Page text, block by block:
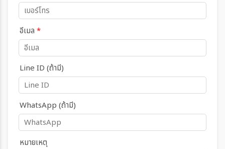
อีเมล *
Line ID (ถ้ามี)
WhatsApp (ถ้ามี)
หมายเหตุ